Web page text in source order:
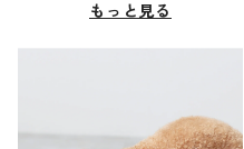
もっと見る